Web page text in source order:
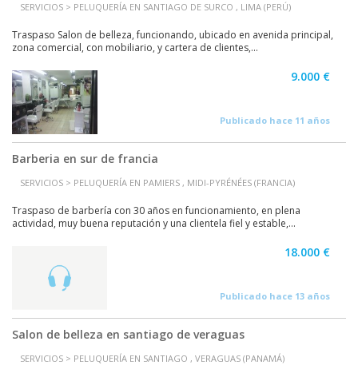
SERVICIOS > PELUQUERÍA EN SANTIAGO DE SURCO , LIMA (PERÚ)
Traspaso Salon de belleza, funcionando, ubicado en avenida principal,
zona comercial, con mobiliario, y cartera de clientes,...
9.000 €
Publicado hace 11 años
Barberia en sur de francia
SERVICIOS > PELUQUERÍA EN PAMIERS , MIDI-PYRÉNÉES (FRANCIA)
Traspaso de barbería con 30 años en funcionamiento, en plena
actividad, muy buena reputación y una clientela fiel y estable,...
18.000 €
Publicado hace 13 años
Salon de belleza en santiago de veraguas
SERVICIOS > PELUQUERÍA EN SANTIAGO , VERAGUAS (PANAMÁ)